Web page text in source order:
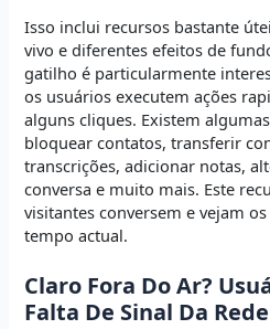
Isso inclui recursos bastante
vivo e diferentes efeitos de
gatilho é particularmente
os usuários executem ações
alguns cliques. Existem
bloquear contatos, transferir
transcrições, adicionar notas,
conversa e muito mais. Este
visitantes conversem e vejam
tempo actual.
Claro Fora Do Ar?
Falta De Sinal Da